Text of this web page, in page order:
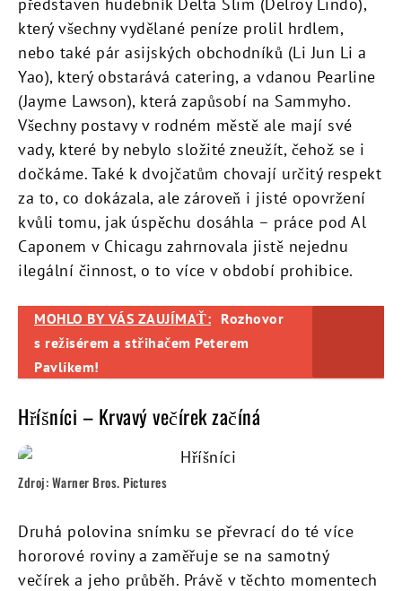
který všechny vydělané peníze prolil hrdlem,
nebo také pár asijských obchodníků (Li Jun Li a
Yao), který obstarává catering, a vdanou Pearline
(Jayme Lawson), která zapůsobí na Sammyho.
Všechny postavy v rodném městě ale mají své
vady, které by nebylo složité zneužít, čehož se i
dočkáme. Také k dvojčatům chovají určitý respekt
za to, co dokázala, ale zároveň i jisté opovržení
kvůli tomu, jak úspěchu dosáhla – práce pod Al
Caponem v Chicagu zahrnovala jistě nejednu
ilegální činnost, o to více v období prohibice.
MOHLO BY VÁS ZAUJÍMAŤ: Rozhovor
s režisérem a střihačem Peterem
Pavlíkem!
Hříšníci – Krvavý večírek začíná
Zdroj: Warner Bros. Pictures
Druhá polovina snímku se převrací do té více
hororové roviny a zaměřuje se na samotný
večírek a jeho průběh. Právě v těchto momentech